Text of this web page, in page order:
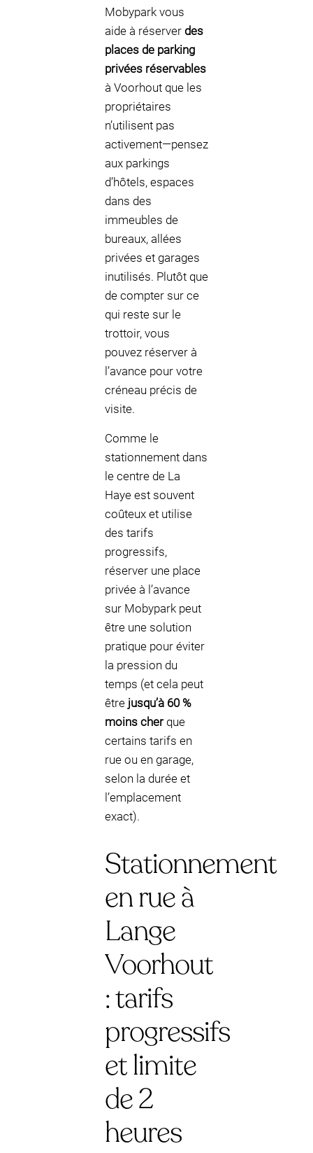
Mobypark vous
aide à réserver des
places de parking
privées réservables
à Voorhout que les
propriétaires
n’utilisent pas
activement—pensez
aux parkings
d’hôtels, espaces
dans des
immeubles de
bureaux, allées
privées et garages
inutilisés. Plutôt que
de compter sur ce
qui reste sur le
trottoir, vous
pouvez réserver à
l’avance pour votre
créneau précis de
visite.
Comme le
stationnement dans
le centre de La
Haye est souvent
coûteux et utilise
des tarifs
progressifs,
réserver une place
privée à l’avance
sur Mobypark peut
être une solution
pratique pour éviter
la pression du
temps (et cela peut
être jusqu’à 60 %
moins cherque
certains tarifs en
rue ou en garage,
selon la durée et
l’emplacement
exact).
Stationnement
en rue à
Lange
Voorhout
: tarifs
progressifs
et limite
de 2
heures